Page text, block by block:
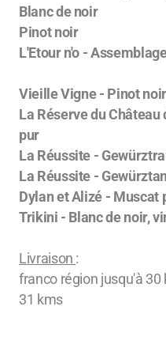
Blanc de noir
Pinot noir
L'Etour n'o -
Vieille Vigne - Pinot noir
La Réserve du
pur
La Réussite -
La Réussite -
Dylan et Alizé - Muscat
Trikini - Blanc de noir,
Livraison :
franco région jusqu'à
31 kms